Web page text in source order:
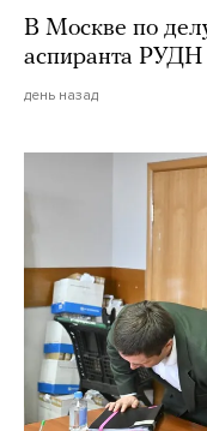
В Москве по
аспиранта РУДН
день назад